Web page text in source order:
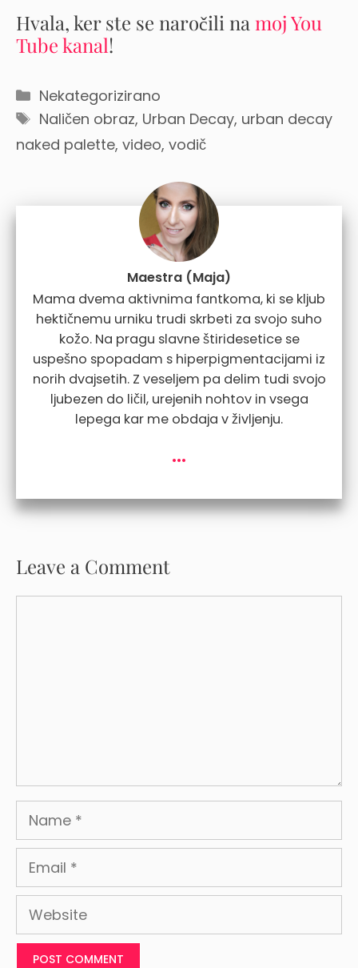
Hvala, ker ste se naročili na moj You
Tube kanal!
Categories
Nekategorizirano
Tags
Naličen obraz, Urban Decay, urban decay
naked palette, video, vodič
Maestra (Maja)
Mama dvema aktivnima fantkoma, ki se kljub
hektičnemu urniku trudi skrbeti za svojo suho
kožo. Na pragu slavne štiridesetice se
uspešno spopadam s hiperpigmentacijami iz
norih dvajsetih. Z veseljem pa delim tudi svojo
ljubezen do ličil, urejenih nohtov in vsega
lepega kar me obdaja v življenju.
...
Leave a Comment
Name
Email
Website